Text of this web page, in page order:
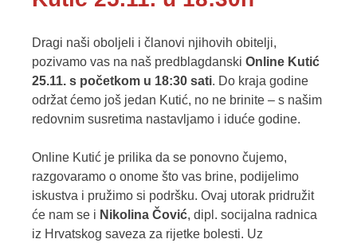
Dragi naši oboljeli i članovi njihovih obitelji,
pozivamo vas na naš predblagdanski Online Kutić
25.11. s početkom u 18:30 sati. Do kraja godine
održat ćemo još jedan Kutić, no ne brinite – s našim
redovnim susretima nastavljamo i iduće godine.
Online Kutić je prilika da se ponovno čujemo,
razgovaramo o onome što vas brine, podijelimo
iskustva i pružimo si podršku. Ovaj utorak pridružit
će nam se i Nikolina Čović, dipl. socijalna radnica
iz Hrvatskog saveza za rijetke bolesti. Uz